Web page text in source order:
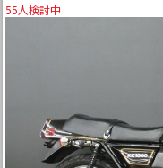
55人検討中